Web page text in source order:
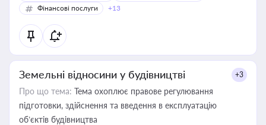
Фінансові послуги
+13
Земельні відносини у будівництві +3
Про що тема: Тема охоплює правове регулювання
підготовки, здійснення та введення в експлуатацію
об’єктів будівництва